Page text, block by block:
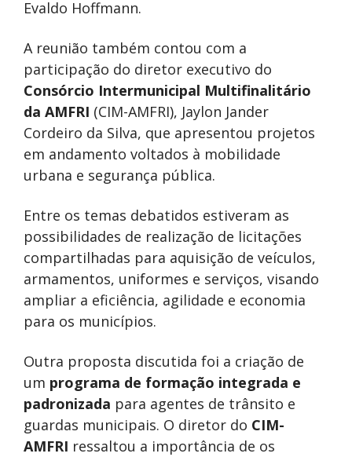
Evaldo Hoffmann.
A reunião também contou com a
participação do diretor executivo do
Consórcio Intermunicipal Multifinalitário
da AMFRI (CIM-AMFRI), Jaylon Jander
Cordeiro da Silva, que apresentou projetos
em andamento voltados à mobilidade
urbana e segurança pública.
Entre os temas debatidos estiveram as
possibilidades de realização de licitações
compartilhadas para aquisição de veículos,
armamentos, uniformes e serviços, visando
ampliar a eficiência, agilidade e economia
para os municípios.
Outra proposta discutida foi a criação de
um programa de formação integrada e
padronizada para agentes de trânsito e
guardas municipais. O diretor do CIM-
AMFRI ressaltou a importância de os